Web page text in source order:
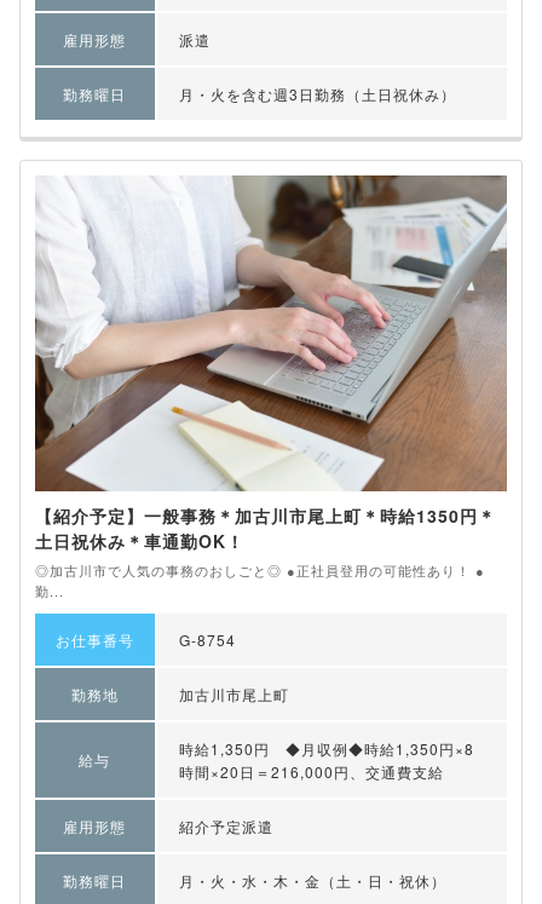
雇用形態 派遣
勤務曜日 月・火を含む週3日勤務（土日祝休み）
【紹介予定】一般事務＊加古川市尾上町＊時給1350円＊
土日祝休み＊車通勤OK！
◎加古川市で人気の事務のおしごと◎ ●正社員登用の可能性あり！ ●
勤...
お仕事番号 G-8754
勤務地 加古川市尾上町
給与
時給1,350円 ◆月収例◆時給1,350円×8
時間×20日＝216,000円、交通費支給
雇用形態 紹介予定派遣
勤務曜日 月・火・水・木・金（土・日・祝休）